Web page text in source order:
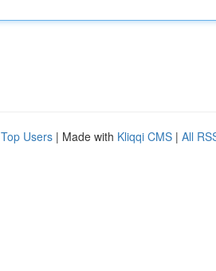
Top Users | Made with Kliqqi CMS | All